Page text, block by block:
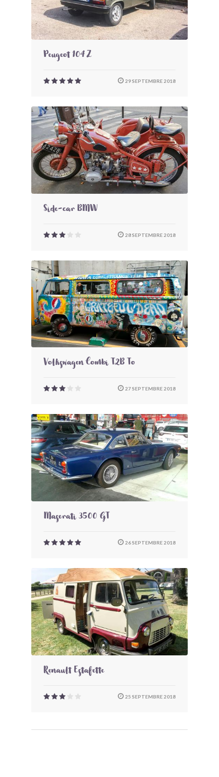
Peugeot 104 Z
29 SEPTEMBRE 2018
Side-car BMW
28 SEPTEMBRE 2018
Volkswagen Combi T2B To
27 SEPTEMBRE 2018
Maserati 3500 GT
26 SEPTEMBRE 2018
Renault Estafette
25 SEPTEMBRE 2018